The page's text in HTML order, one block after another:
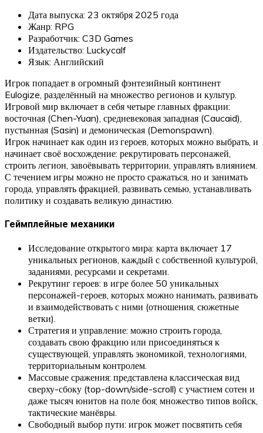
Дата выпуска: 23 октября 2025 года
Жанр: RPG
Разработчик: C3D Games
Издательство: Luckycalf
Язык: Английский
Игрок попадает в огромный фэнтезийный континент
Eulogize, разделённый на множество регионов и культур.
Игровой мир включает в себя четыре главных фракции:
восточная (Chen-Yuan), средневековая западная (Caucaid),
пустынная (Sasin) и демоническая (Demonspawn).
Игрок начинает как один из героев, которых можно выбрать, и
начинает своё восхождение: рекрутировать персонажей,
строить легион, завоёвывать территории, управлять влиянием.
С течением игры можно не просто сражаться, но и занимать
города, управлять фракцией, развивать семью, устанавливать
политику и создавать великую династию.
Геймплейные механики
Исследование открытого мира: карта включает 17
уникальных регионов, каждый с собственной культурой,
заданиями, ресурсами и секретами.
Рекрутинг героев: в игре более 50 уникальных
персонажей-героев, которых можно нанимать, развивать
и взаимодействовать с ними (отношения, сюжетные
ветки).
Стратегия и управление: можно строить города,
создавать свою фракцию или присоединяться к
существующей, управлять экономикой, технологиями,
территориальным контролем.
Массовые сражения: представлена классическая вид
сверху-сбоку (top-down/side-scroll) с участием сотен и
даже тысяч юнитов на поле боя; множество типов войск,
тактические манёвры.
Свободный выбор пути: игрок может посвятить себя